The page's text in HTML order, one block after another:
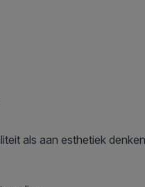
als aan esthetiek